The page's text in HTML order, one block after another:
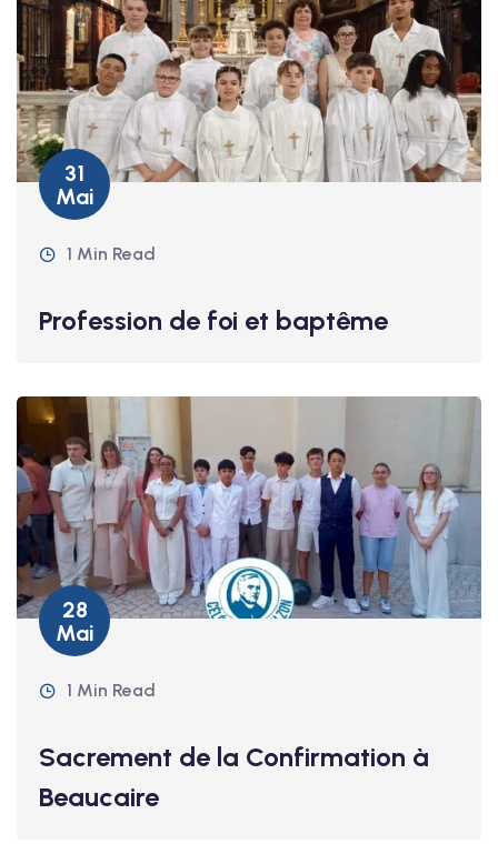
31
Mai
1 Min Read
Profession de foi et baptême
28
Mai
1 Min Read
Sacrement de la Confirmation à
Beaucaire